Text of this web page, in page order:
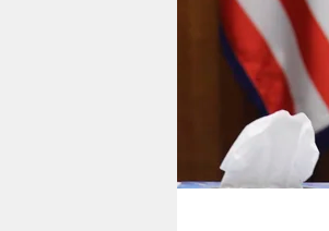
shop
fragen & hilfe
unterstützen
genossenschaft